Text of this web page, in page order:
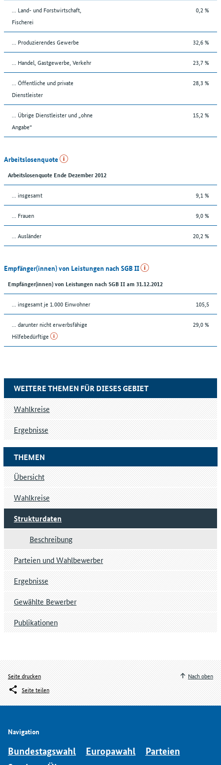
... Land- und Forstwirtschaft,
Fischerei
0,2 %
... Produzierendes Gewerbe 32,6 %
... Handel, Gastgewerbe, Verkehr 23,7 %
... Öffentliche und private
Dienstleister
28,3 %
... Übrige Dienstleister und „ohne
Angabe“
15,2 %
Arbeitslosenquote
Arbeitslosenquote Ende Dezember 2012
... insgesamt 9,1 %
... Frauen 9,0 %
... Ausländer 20,2 %
Empfänger(innen) von Leistungen nach SGB II
Empfänger(innen) von Leistungen nach SGB II am 31.12.2012
... insgesamt je 1.000 Einwohner 105,5
... darunter nicht erwerbsfähige
Hilfebedürftige
29,0 %
THEMEN
Übersicht
Wahlkreise
Strukturdaten
Beschreibung
Parteien und Wahlbewerber
Ergebnisse
Gewählte Bewerber
Publikationen
WEITERE THEMEN FÜR DIESES GEBIET
Wahlkreise
Ergebnisse
Seite drucken
Seite teilen
Nach oben
Navigation
Bundestagswahl Europawahl
Parteien